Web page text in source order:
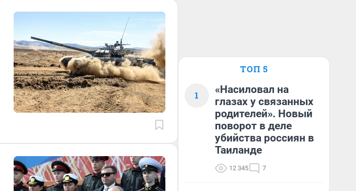
ТОП 5
1
«Насиловал на
глазах у связанных
родителей». Новый
поворот в деле
убийства россиян в
Таиланде
12 345 7